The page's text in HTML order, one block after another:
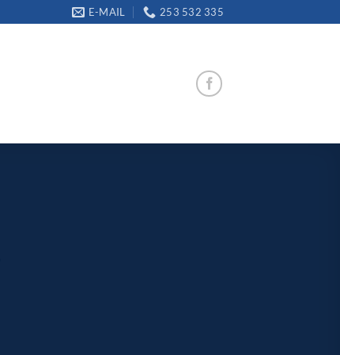
E-MAIL 253 532 335